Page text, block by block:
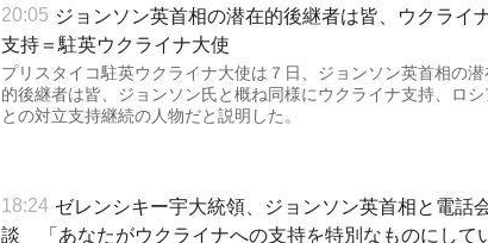
20:05 ジョンソン英首相の潜在的後継者は皆、ウクライ
支持＝駐英ウクライナ大使
プリスタイコ駐英ウクライナ大使は７日、ジョンソン英首相の潜
的後継者は皆、ジョンソン氏と概ね同様にウクライナ支持、ロシ
との対立支持継続の人物だと説明した。
18:24 ゼレンシキー宇大統領、ジョンソン英首相と電話
談 「あなたがウクライナへの支持を特別なものにして